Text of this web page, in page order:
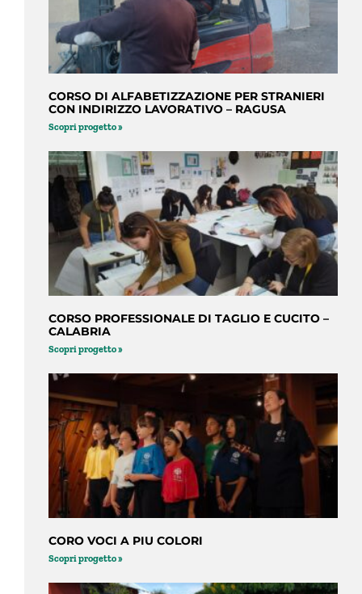
CORSO DI ALFABETIZZAZIONE PER STRANIERI
CON INDIRIZZO LAVORATIVO – RAGUSA
Scopri progetto »
CORSO PROFESSIONALE DI TAGLIO E CUCITO –
CALABRIA
Scopri progetto »
CORO VOCI A PIU COLORI
Scopri progetto »